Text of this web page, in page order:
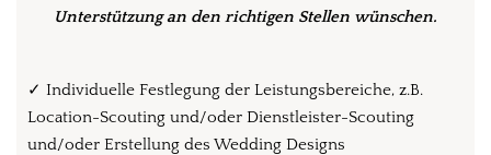
Unterstützung an den richtigen Stellen wünschen.
✓ Individuelle Festlegung der Leistungsbereiche, z.B.
Location-Scouting und/oder Dienstleister-Scouting
und/oder Erstellung des Wedding Designs